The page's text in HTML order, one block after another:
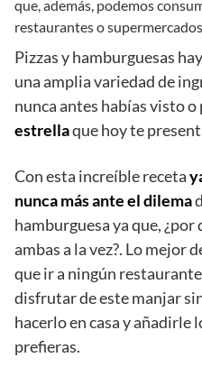
que, además, podemos
restaurantes o supermercados.
Pizzas y hamburguesas
una amplia variedad de
nunca antes habías visto o
estrellaque hoy te
Con esta increíble receta
nunca más ante el dilema
hamburguesa ya que,
ambas a la vez?. Lo mejor
que ir a ningún
disfrutar de este manjar
hacerlo en casa y añadirle
prefieras.